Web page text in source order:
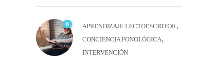
6 APRENDIZAJE LECTOESCRITOR,
CONCIENCIA FONOLÓGICA,
INTERVENCIÓN